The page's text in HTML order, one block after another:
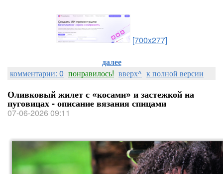
[700x277]
далее
комментарии: 0 понравилось! вверх^ к полной версии
Оливковый жилет с «косами» и застежкой на
пуговицах - описание вязания спицами
07-06-2026 09:11